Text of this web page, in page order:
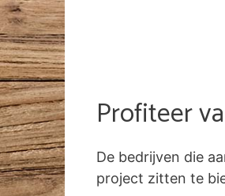
Profiteer
De bedrijven die
project zitten te